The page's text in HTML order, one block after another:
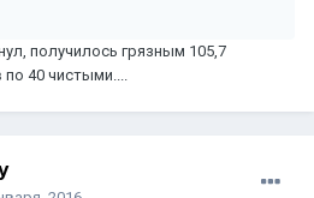
получилось грязным 105,7
по 40 чистыми....